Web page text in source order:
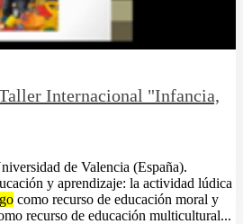
Internacional "Infancia,
de Valencia (España).
y aprendizaje: la actividad lúdica
como recurso de educación moral y
recurso de educación multicultural...